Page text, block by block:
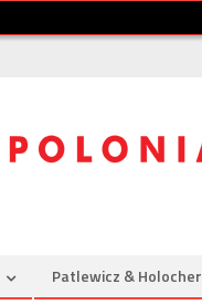
Patlewicz & Holocher